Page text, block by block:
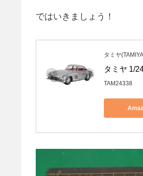
ではいきましょう！
タミヤ
タミヤ 1/
TAM24338